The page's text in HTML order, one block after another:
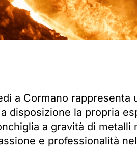
a Cormano rappresenta
disposizione la propria
a gravità di metalli
e professionalità